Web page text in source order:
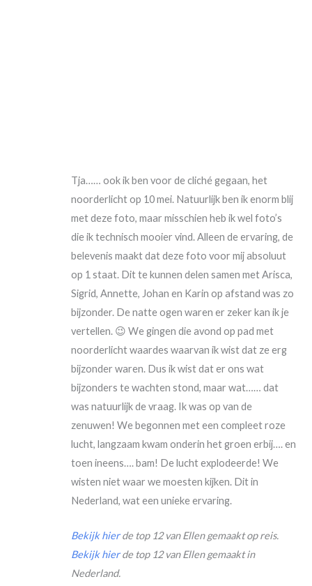
Tja…… ook ik ben voor de cliché gegaan, het
noorderlicht op 10 mei. Natuurlijk ben ik enorm blij
met deze foto, maar misschien heb ik wel foto’s
die ik technisch mooier vind. Alleen de ervaring, de
belevenis maakt dat deze foto voor mij absoluut
op 1 staat. Dit te kunnen delen samen met Arisca,
Sigrid, Annette, Johan en Karin op afstand was zo
bijzonder. De natte ogen waren er zeker kan ik je
vertellen. 😉 We gingen die avond op pad met
noorderlicht waardes waarvan ik wist dat ze erg
bijzonder waren. Dus ik wist dat er ons wat
bijzonders te wachten stond, maar wat…… dat
was natuurlijk de vraag. Ik was op van de
zenuwen! We begonnen met een compleet roze
lucht, langzaam kwam onderin het groen erbij…. en
toen ineens…. bam! De lucht explodeerde! We
wisten niet waar we moesten kijken. Dit in
Nederland, wat een unieke ervaring.
Bekijk hierde top 12 van Ellen gemaakt op reis.
Bekijk hierde top 12 van Ellen gemaakt in
Nederland.